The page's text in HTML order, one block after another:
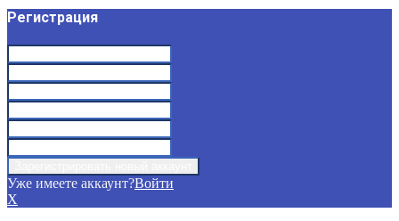
Регистрация
Уже имеете аккаунт?Войти
X